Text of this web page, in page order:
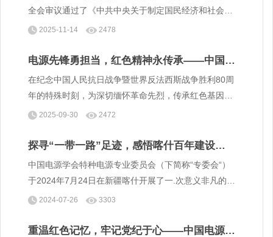
布会解读党的二十届四中全会精神
全会审议通过了《中共中央关于制定国民经济和社会发
展第十五个五年规划的建议》。 10月24日，中共中央
神。
2025-11-14 2478
电源先锋勇担当，红色精神永传承——中国电
源学会秘书处党支部组织赴盘山烈士陵园祭扫
活动
在纪念中国人民抗日战争暨世界反法西斯战争胜利80周
年的特殊时刻，为深切缅怀革命先烈，传承红色基因，
践行爱国主义精神，9月20日，中国电源学会秘书处党
祭扫活动，以实际行动致敬英雄、铭记历史，凝聚奋进
力量。
2025-09-30 2472
探寻“一带一路”足迹，感悟喀什百年建设艰
辛历程——中国电源学会特种电源专业委员会
党建活动
中国电源学会特种电源专业委员会（下简称“专委会“）
于2024年7月24日在新疆喀什开展了一.次意义非凡的党
建活动。
2024-07-26 3303
重温红色记忆，牢记党纪于心——中国电源学